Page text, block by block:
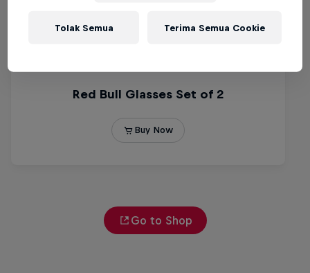
Go to Shop
Tolak Semua Terima Semua Cookie